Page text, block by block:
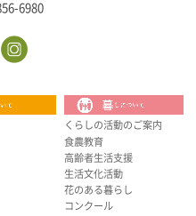
6980
くらしの活動のご案内
食農教育
高齢者生活支援
生活文化活動
花のある暮らし
コンクール